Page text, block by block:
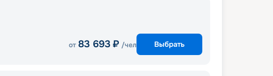
от 83 693 ₽ /чел Выбрать